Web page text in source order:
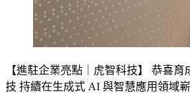
【進駐企業亮點｜虎智科技】 恭喜
技 持續在生成式 AI 與智慧應用領域